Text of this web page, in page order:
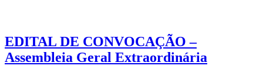
EDITAL DE CONVOCAÇÃO –
Assembleia Geral Extraordinária